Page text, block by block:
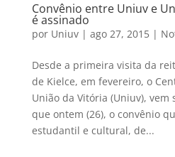
Convênio entre Uniuv e
é assinado
por Uniuv| ago 27, 2015|
Desde a primeira visita da
de Kielce, em fevereiro, o
União da Vitória (Uniuv),
que ontem (26), o convênio
estudantil e cultural, de...